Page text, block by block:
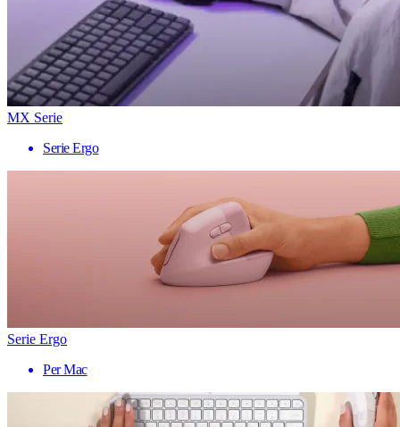
MX Serie
Serie Ergo
Serie Ergo
Per Mac